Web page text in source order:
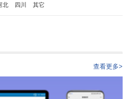
北 四川 其它
查看更多>